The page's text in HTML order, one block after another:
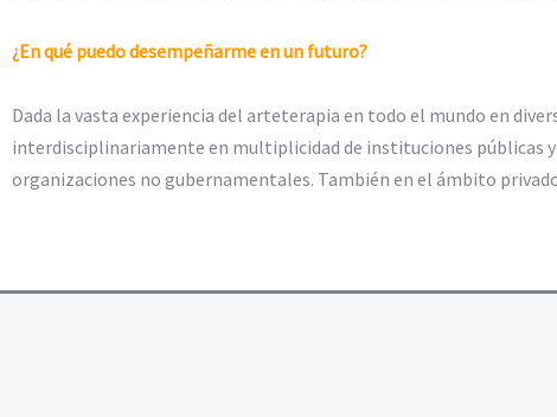
¿En qué puedo desempeñarme en un futuro?
Dada la vasta experiencia del arteterapia en todo el mundo en
interdisciplinariamente en multiplicidad de instituciones públicas
organizaciones no gubernamentales. También en el ámbito